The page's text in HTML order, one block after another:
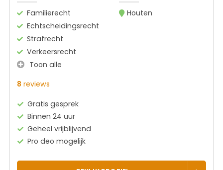
Familierecht
Echtscheidingsrecht
Strafrecht
Verkeersrecht
Toon alle
Houten
8 reviews
Gratis gesprek
Binnen 24 uur
Geheel vrijblijvend
Pro deo mogelijk